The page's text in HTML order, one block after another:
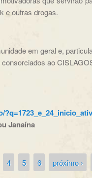
e outras drogas.
em geral e,
ao
Janaína
4 5 6 próximo ›